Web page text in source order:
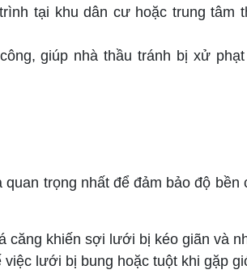
tại khu dân cư hoặc trung tâm
giúp nhà thầu tránh bị xử
trọng nhất để đảm bảo độ
căng khiến sợi lưới bị kéo giãn và
lưới bị bung hoặc tuột khi gặp